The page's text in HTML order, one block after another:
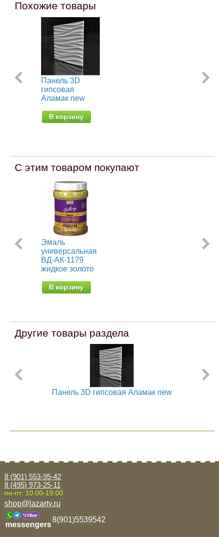
Похожие товары
Панель 3D
гипсовая
Аламак new
В корзину
С этим товаром покупают
Эмаль
универсальная
ВД-АК-1179
жидкое золото
В корзину
Другие товары раздела
Панель 3D гипсовая Аламак new
8 (901) 553-95-42
8 (495) 973-25-11
пн-пт: 10.00-19.00
shop@lazarty.ru
messengers
8(901)5539542